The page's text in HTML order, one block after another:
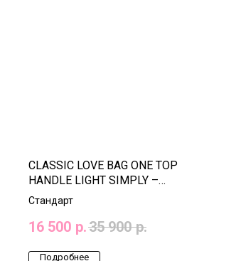
CLASSIC LOVE BAG ONE TOP
HANDLE LIGHT SIMPLY –
Light/Silver
Стандарт
16 500 р.35 900 р.
Подробнее